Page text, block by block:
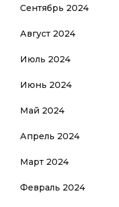
Сентябрь 2024
Август 2024
Июль 2024
Июнь 2024
Май 2024
Апрель 2024
Март 2024
Февраль 2024